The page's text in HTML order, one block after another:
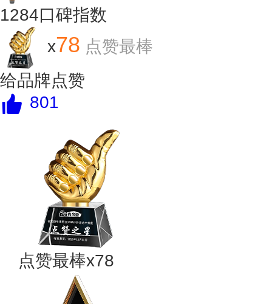
1284口碑指数
x78 点赞最棒
给品牌点赞
801
点赞最棒x78